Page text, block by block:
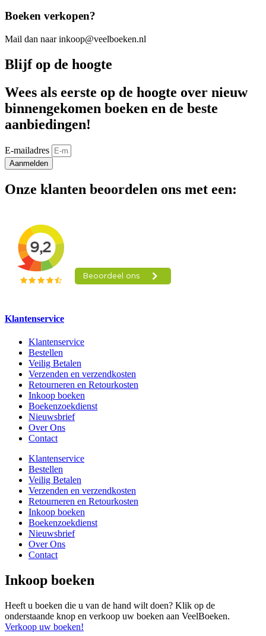
Boeken verkopen?
Mail dan naar inkoop@veelboeken.nl
Blijf op de hoogte
Wees als eerste op de hoogte over nieuw
binnengekomen boeken en de beste
aanbiedingen!
E-mailadres
Aanmelden
Onze klanten beoordelen ons met een:
Klantenservice
Klantenservice
Bestellen
Veilig Betalen
Verzenden en verzendkosten
Retourneren en Retourkosten
Inkoop boeken
Boekenzoekdienst
Nieuwsbrief
Over Ons
Contact
Klantenservice
Bestellen
Veilig Betalen
Verzenden en verzendkosten
Retourneren en Retourkosten
Inkoop boeken
Boekenzoekdienst
Nieuwsbrief
Over Ons
Contact
Inkoop boeken
Heeft u boeken die u van de hand wilt doen? Klik op de
onderstaande knop en verkoop uw boeken aan VeelBoeken.
Verkoop uw boeken!